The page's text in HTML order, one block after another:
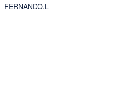
FERNANDO.L